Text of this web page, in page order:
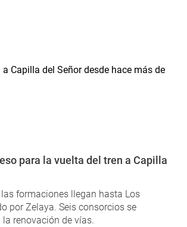
para la vuelta del tren a Capilla
formaciones llegan hasta Los
por Zelaya. Seis consorcios se
renovación de vías.